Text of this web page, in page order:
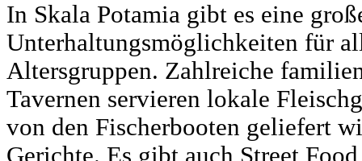
In Skala Potamia gibt es eine
Unterhaltungsmöglichkeiten für
Altersgruppen. Zahlreiche
Tavernen servieren lokale
von den Fischerbooten geliefert
Gerichte. Es gibt auch Street